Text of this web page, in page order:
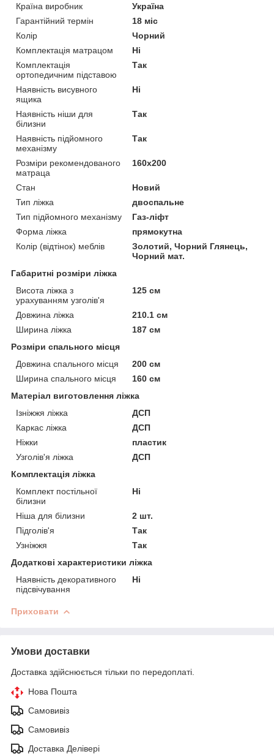
Країна виробник
Україна
Гарантійний термін
18 міс
Колір
Чорний
Комплектація матрацом
Ні
Комплектація
ортопедичним підставою
Так
Наявність висувного
ящика
Ні
Наявність ніши для
білизни
Так
Наявність підйомного
механізму
Так
Розміри рекомендованого
матраца
160х200
Стан
Новий
Тип ліжка
двоспальне
Тип підйомного механізму
Газ-ліфт
Форма ліжка
прямокутна
Колір (відтінок) меблів
Золотий, Чорний Глянець,
Чорний мат.
Габаритні розміри ліжка
Висота ліжка з
урахуванням узголів'я
125 см
Довжина ліжка
210.1 см
Ширина ліжка
187 см
Розміри спального місця
Довжина спального місця
200 см
Ширина спального місця
160 см
Матеріал виготовлення ліжка
Ізніжжя ліжка
ДСП
Каркас ліжка
ДСП
Ніжки
пластик
Узголів'я ліжка
ДСП
Комплектація ліжка
Комплект постільної
білизни
Ні
Ніша для білизни
2 шт.
Підголів'я
Так
Узніжжя
Так
Додаткові характеристики ліжка
Наявність декоративного
підсвічування
Ні
Приховати
Умови доставки
Доставка здійснюється тільки по передоплаті.
Нова Пошта
Самовивіз
Самовивіз
Доставка Делівері